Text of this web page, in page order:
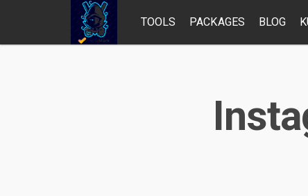
TOOLS PACKAGES BLOG